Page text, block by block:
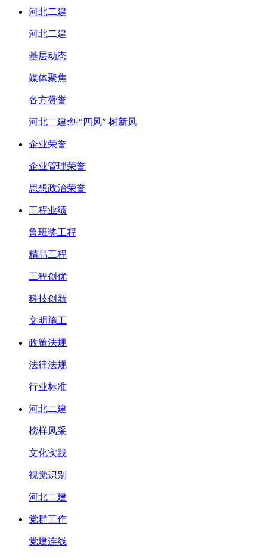
河北二建
河北二建
基层动态
媒体聚焦
各方赞誉
河北二建:纠“四风” 树新风
企业荣誉
企业管理荣誉
思想政治荣誉
工程业绩
鲁班奖工程
精品工程
工程创优
科技创新
文明施工
政策法规
法律法规
行业标准
河北二建
榜样风采
文化实践
视觉识别
河北二建
党群工作
党建连线